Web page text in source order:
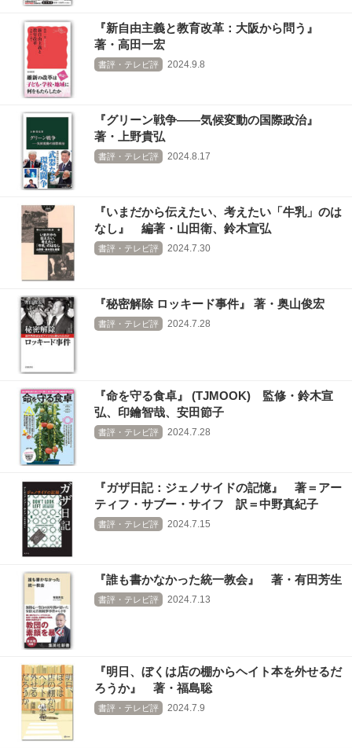
『新自由主義と教育改革：大阪から問う』
著・高田一宏
書評・テレビ評 2024.9.8
『グリーン戦争――気候変動の国際政治』
著・上野貴弘
書評・テレビ評 2024.8.17
『いまだから伝えたい、考えたい「牛乳」のは
なし』 編著・山田衛、鈴木宣弘
書評・テレビ評 2024.7.30
『秘密解除 ロッキード事件』 著・奥山俊宏
書評・テレビ評 2024.7.28
『命を守る食卓』 (TJMOOK) 監修・鈴木宣
弘、印鑰智哉、安田節子
書評・テレビ評 2024.7.28
『ガザ日記：ジェノサイドの記憶』 著＝アー
ティフ・サブー・サイフ 訳＝中野真紀子
書評・テレビ評 2024.7.15
『誰も書かなかった統一教会』 著・有田芳生
書評・テレビ評 2024.7.13
『明日、ぼくは店の棚からヘイト本を外せるだ
ろうか』 著・福島聡
書評・テレビ評 2024.7.9